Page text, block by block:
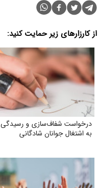
از کارزارهای زیر حمایت کنید:
درخواست شفاف‌سازی و رسیدگی
به اشتغال جوانان شادگانی